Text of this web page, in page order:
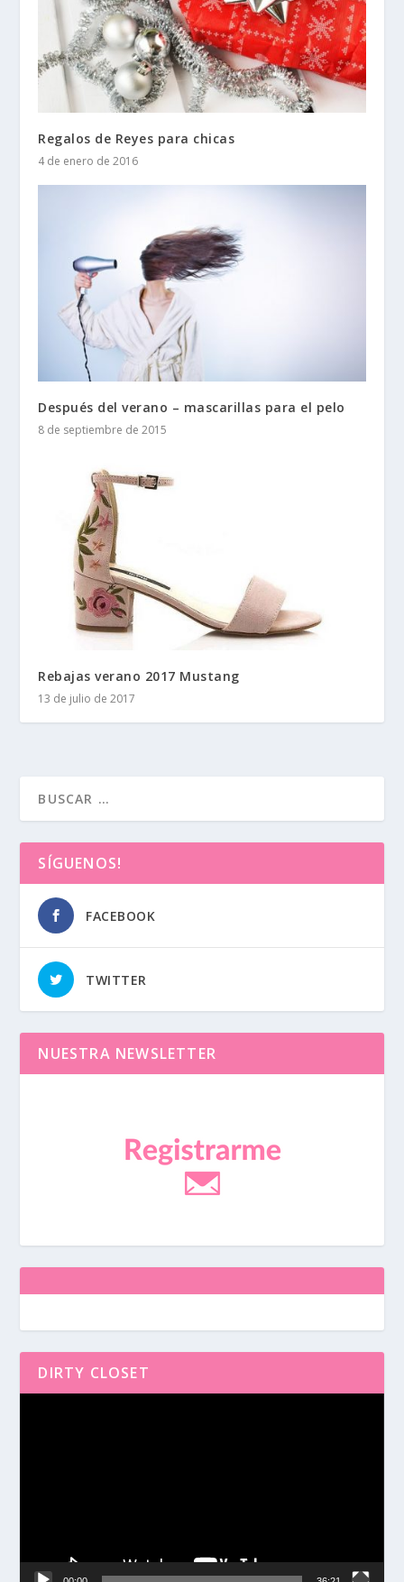
Regalos de Reyes para chicas
4 de enero de 2016
Después del verano – mascarillas para el pelo
8 de septiembre de 2015
Rebajas verano 2017 Mustang
13 de julio de 2017
SÍGUENOS!
FACEBOOK
TWITTER
NUESTRA NEWSLETTER
DIRTY CLOSET